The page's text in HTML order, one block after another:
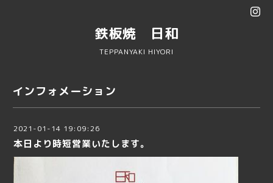
鉄板焼 日和
TEPPANYAKI HIYORI
インフォメーション
2021-01-14 19:09:26
本日より時短営業いたします。